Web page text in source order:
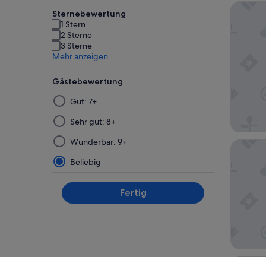
Sternebewertung
1 Stern
2 Sterne
3 Sterne
Mehr anzeigen
Gästebewertung
Die
Ergebnisse
werden
nach
der
Auswahl
und
Anwendung
eines
Gut: 7+
Sehr gut: 8+
Wunderbar: 9+
Beliebig
Fertig
At